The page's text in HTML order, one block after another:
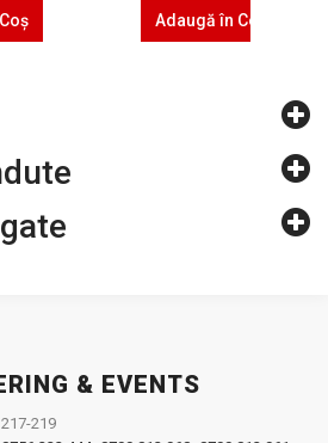
Adaugă în Coş
& EVENTS
219